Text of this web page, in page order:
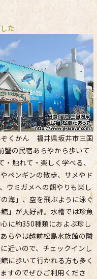
た
くかん 福井県坂井市三国
の民宿あらやから歩いて
触れて・楽しく学べる、
ペンギンの散歩、サメやド
ウミガメへの餌やりも楽し
海」、空を飛ぶように泳ぐ
」が大好評。水槽では珍魚
に約350種類におよぶ珍し
らやは越前松島水族館の隣
近いので、チェックインし
に歩いて行かれる方も多く
すのでぜひご利用くださ